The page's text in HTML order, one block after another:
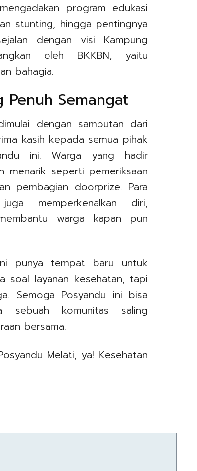
program edukasi
stunting, hingga pentingnya
dengan visi Kampung
oleh BKKBN, yaitu
bahagia.
Penuh Semangat
dengan sambutan dari
kasih kepada semua pihak
ini. Warga yang hadir
menarik seperti pemeriksaan
pembagian doorprize. Para
memperkenalkan diri,
warga kapan pun
punya tempat baru untuk
soal layanan kesehatan, tapi
Semoga Posyandu ini bisa
sebuah komunitas saling
bersama.
Melati, ya! Kesehatan